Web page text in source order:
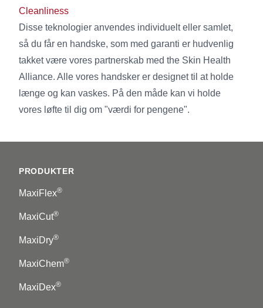
Cleanliness
Disse teknologier anvendes individuelt eller samlet,
så du får en handske, som med garanti er hudvenlig
takket være vores partnerskab med the Skin Health
Alliance. Alle vores handsker er designet til at holde
længe og kan vaskes. På den måde kan vi holde
vores løfte til dig om "værdi for pengene".
PRODUKTER
MaxiFlex®
MaxiCut®
MaxiDry®
MaxiChem®
MaxiDex®